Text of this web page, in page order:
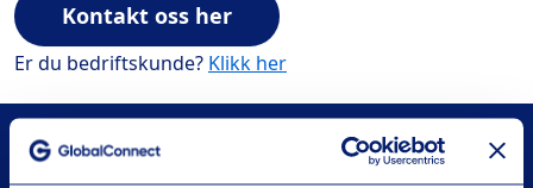
Kontakt oss her
Er du bedriftskunde? Klikk her